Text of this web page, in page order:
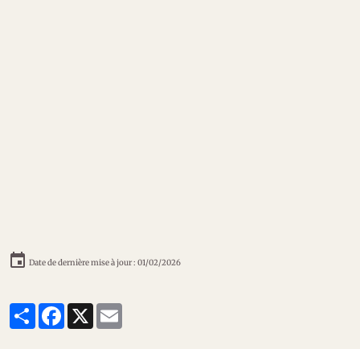
Date de dernière mise à jour : 01/02/2026
PartagerFacebook
X